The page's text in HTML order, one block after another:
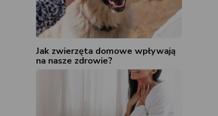
Jak zwierzęta domowe wpływają
na nasze zdrowie?